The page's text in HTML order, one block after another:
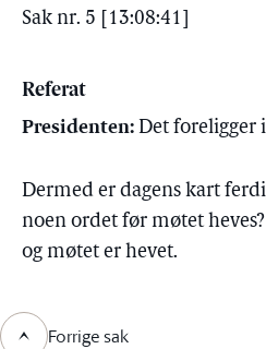
Sak nr. 5 [13:08:41]
Referat
Presidenten: Det foreligger
Dermed er dagens kart
noen ordet før møtet
og møtet er hevet.
Forrige sak